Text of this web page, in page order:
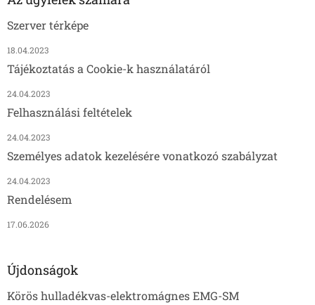
Szerver térképe
18.04.2023
Tájékoztatás a Cookie-k használatáról
24.04.2023
Felhasználási feltételek
24.04.2023
Személyes adatok kezelésére vonatkozó szabályzat
24.04.2023
Rendelésem
17.06.2026
Újdonságok
Körös hulladékvas-elektromágnes EMG-SM